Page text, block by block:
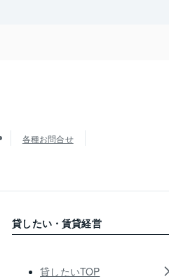
各種お問合せ
貸したい・賃貸経営
貸したいTOP